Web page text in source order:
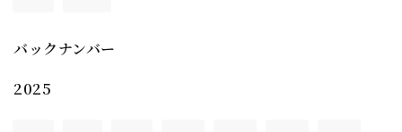
バックナンバー
2025